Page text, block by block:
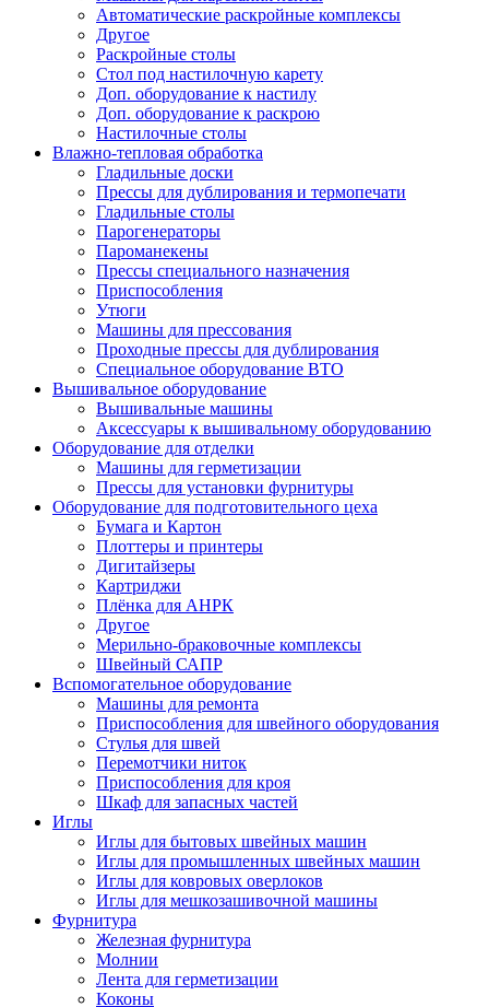
Автоматические раскройные комплексы
Другое
Раскройные столы
Стол под настилочную карету
Доп. оборудование к настилу
Доп. оборудование к раскрою
Настилочные столы
Влажно-тепловая обработка
Гладильные доски
Прессы для дублирования и термопечати
Гладильные столы
Парогенераторы
Пароманекены
Прессы специального назначения
Приспособления
Утюги
Машины для прессования
Проходные прессы для дублирования
Специальное оборудование ВТО
Вышивальное оборудование
Вышивальные машины
Аксессуары к вышивальному оборудованию
Оборудование для отделки
Машины для герметизации
Прессы для установки фурнитуры
Оборудование для подготовительного цеха
Бумага и Картон
Плоттеры и принтеры
Дигитайзеры
Картриджи
Плёнка для АНРК
Другое
Мерильно-браковочные комплексы
Швейный САПР
Вспомогательное оборудование
Машины для ремонта
Приспособления для швейного оборудования
Стулья для швей
Перемотчики ниток
Приспособления для кроя
Шкаф для запасных частей
Иглы
Иглы для бытовых швейных машин
Иглы для промышленных швейных машин
Иглы для ковровых оверлоков
Иглы для мешкозашивочной машины
Фурнитура
Железная фурнитура
Молнии
Лента для герметизации
Коконы